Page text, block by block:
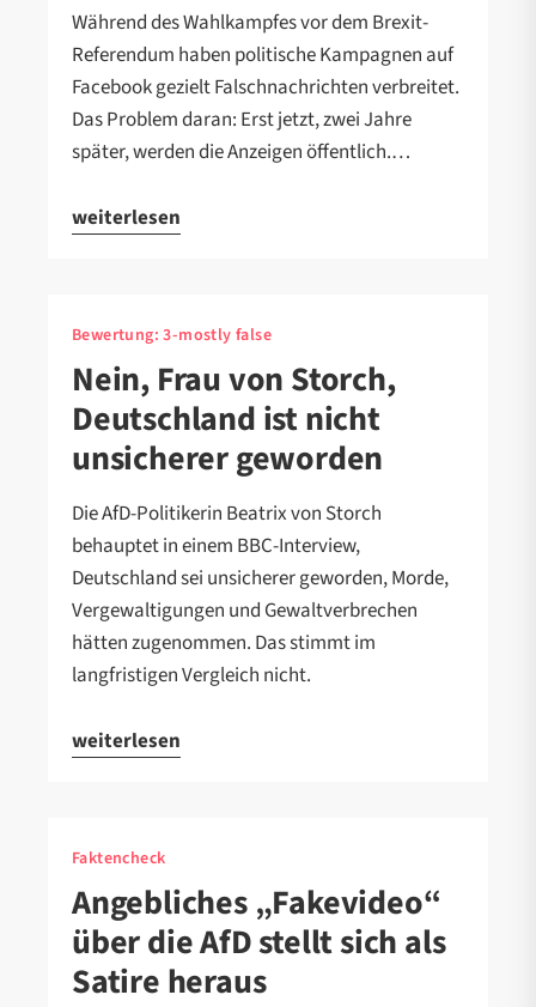
Während des Wahlkampfes vor dem Brexit-
Referendum haben politische Kampagnen auf
Facebook gezielt Falschnachrichten verbreitet.
Das Problem daran: Erst jetzt, zwei Jahre
später, werden die Anzeigen öffentlich.…
weiterlesen
Bewertung:3-mostly false
Nein, Frau von Storch,
Deutschland ist nicht
unsicherer geworden
Die AfD-Politikerin Beatrix von Storch
behauptet in einem BBC-Interview,
Deutschland sei unsicherer geworden, Morde,
Vergewaltigungen und Gewaltverbrechen
hätten zugenommen. Das stimmt im
langfristigen Vergleich nicht.
weiterlesen
Faktencheck
Angebliches „Fakevideo“
über die AfD stellt sich als
Satire heraus